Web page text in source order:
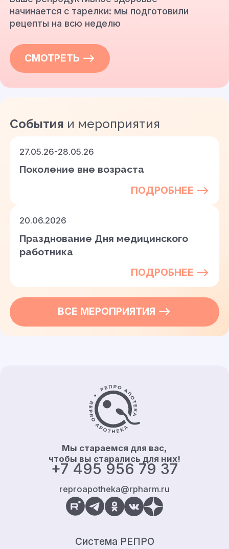
начинается с тарелки: мы подготовили
рецепты на всю неделю
СМОТРЕТЬ —>
События и мероприятия
ВСЕ МЕРОПРИЯТИЯ —>
27.05.26-28.05.26
Поколение вне возраста
ПОДРОБНЕЕ —>
20.06.2026
Празднование Дня медицинского
работника
ПОДРОБНЕЕ —>
Контакты и информация
+7 495 956 79 37
reproapotheka@rpharm.ru
Мы стараемся для вас,
чтобы вы старались для них!
Система РЕПРО